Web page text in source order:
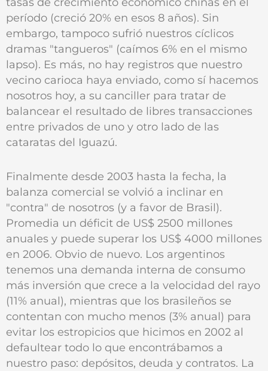
período (creció 20% en esos 8 años). Sin
embargo, tampoco sufrió nuestros cíclicos
dramas "tangueros" (caímos 6% en el mismo
lapso). Es más, no hay registros que nuestro
vecino carioca haya enviado, como sí hacemos
nosotros hoy, a su canciller para tratar de
balancear el resultado de libres transacciones
entre privados de uno y otro lado de las
cataratas del Iguazú.
Finalmente desde 2003 hasta la fecha, la
balanza comercial se volvió a inclinar en
"contra" de nosotros (y a favor de Brasil).
Promedia un déficit de US$ 2500 millones
anuales y puede superar los US$ 4000 millones
en 2006. Obvio de nuevo. Los argentinos
tenemos una demanda interna de consumo
más inversión que crece a la velocidad del rayo
(11% anual), mientras que los brasileños se
contentan con mucho menos (3% anual) para
evitar los estropicios que hicimos en 2002 al
defaultear todo lo que encontrábamos a
nuestro paso: depósitos, deuda y contratos. La